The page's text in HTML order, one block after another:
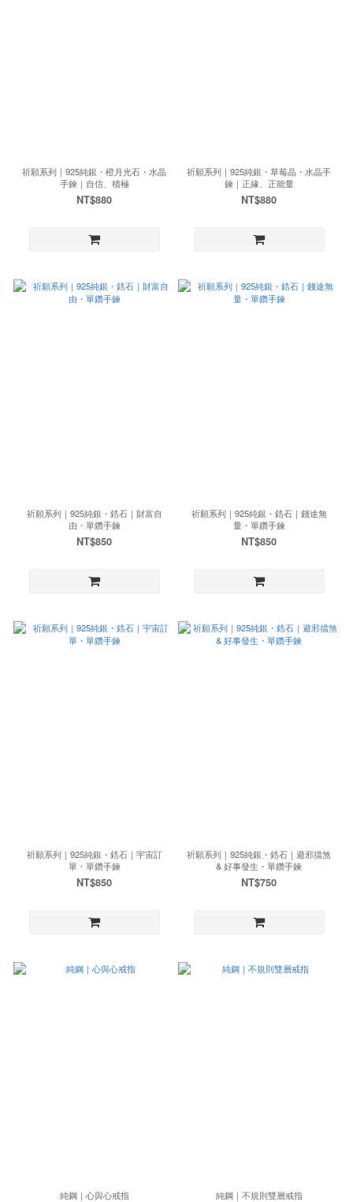
祈願系列｜925純銀・橙月光石・水晶
手鍊｜自信、積極
NT$880
祈願系列｜925純銀・草莓晶・水晶手
鍊｜正緣、正能量
NT$880
祈願系列｜925純銀・鋯石｜財富自
由・單鑽手鍊
NT$850
祈願系列｜925純銀・鋯石｜錢途無
量・單鑽手鍊
NT$850
祈願系列｜925純銀・鋯石｜宇宙訂
單・單鑽手鍊
NT$850
祈願系列｜925純銀・鋯石｜避邪擋煞
& 好事發生・單鑽手鍊
NT$750
純鋼｜心與心戒指 純鋼｜不規則雙層戒指